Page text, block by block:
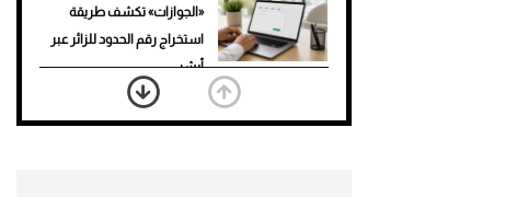
«الجوازات» تكشف طريقة
استخراج رقم الحدود للزائر عبر
أبشر
2026-07-26